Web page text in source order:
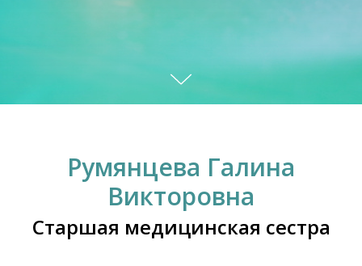
Румянцева Галина
Викторовна
Старшая медицинская сестра